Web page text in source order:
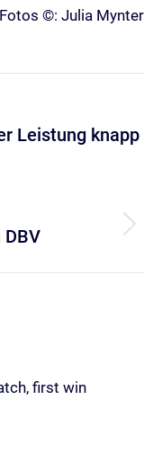
Fotos ©: Julia Mynter
Leistung knapp
DBV
first win